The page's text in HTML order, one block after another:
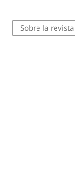
Sobre la revista